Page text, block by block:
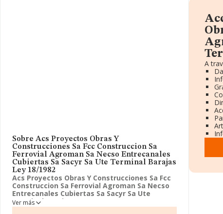
Sobre Acs Proyectos Obras Y
Construcciones Sa Fcc Construccion Sa
Ferrovial Agroman Sa Necso Entrecanales
Cubiertas Sa Sacyr Sa Ute Terminal Barajas
Ley 18/1982
Acs Proyectos Obras Y Construcciones Sa Fcc
Construccion Sa Ferrovial Agroman Sa Necso
Entrecanales Cubiertas Sa Sacyr Sa Ute
Terminal Barajas Ley 18/1982
años a sus espaldas. La compañíaAcs Proyectos
Ver más
A